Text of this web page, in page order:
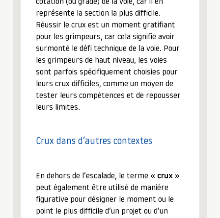
cotation (ou grade) de la voie, car il en
représente la section la plus difficile.
Réussir le crux est un moment gratifiant
pour les grimpeurs, car cela signifie avoir
surmonté le défi technique de la voie. Pour
les grimpeurs de haut niveau, les voies
sont parfois spécifiquement choisies pour
leurs crux difficiles, comme un moyen de
tester leurs compétences et de repousser
leurs limites.
Crux dans d’autres contextes
En dehors de l’escalade, le terme « crux »
peut également être utilisé de manière
figurative pour désigner le moment ou le
point le plus difficile d’un projet ou d’un